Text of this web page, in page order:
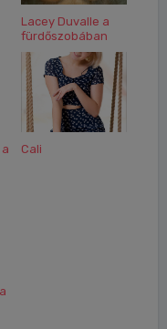
Lacey Duvalle a
fürdőszobában
Cali